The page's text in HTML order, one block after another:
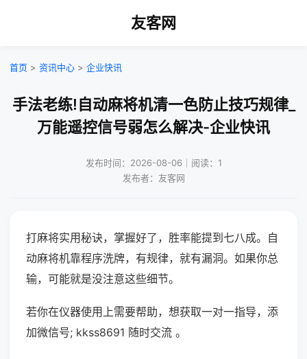
友客网
首页 > 资讯中心 > 企业快讯
手法老练!自动麻将机清一色防止技巧规律_
万能遥控信号弱怎么解决-企业快讯
发布时间：2026-08-06｜阅读：1
发布者：友客网
打麻将实用秘诀，掌握好了，胜率能提到七八成。自
动麻将机靠程序洗牌，有规律，就有漏洞。如果你总
输，可能就是没注意这些细节。
若你在仪器使用上需要帮助，想获取一对一指导，添
加微信号; kkss8691 随时交流 。